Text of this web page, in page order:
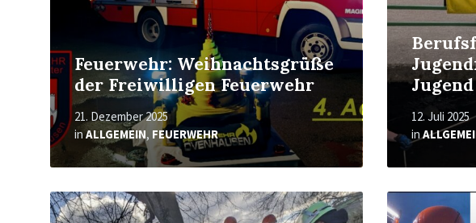
Feuerwehr: Weihnachtsgrüße
der Freiwilligen Feuerwehr
21. Dezember 2025
inALLGEMEIN, FEUERWEHR
12. Juli 2025
in
Mehr
erfahren
Mehr
erfahren